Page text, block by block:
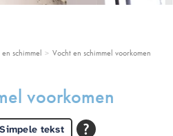
schimmel Vocht en schimmel voorkomen
voorkomen
Simpele tekst